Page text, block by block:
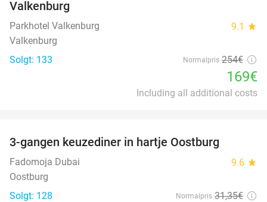
Valkenburg
Parkhotel Valkenburg 9.1 star
Valkenburg
Solgt: 133
Normalpris 254€
169€
Including all additional costs
3-gangen keuzediner in hartje Oostburg
Fadomoja Dubai 9.6 star
Oostburg
Solgt: 128
Normalpris 31,35€